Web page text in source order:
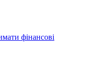
фінансові